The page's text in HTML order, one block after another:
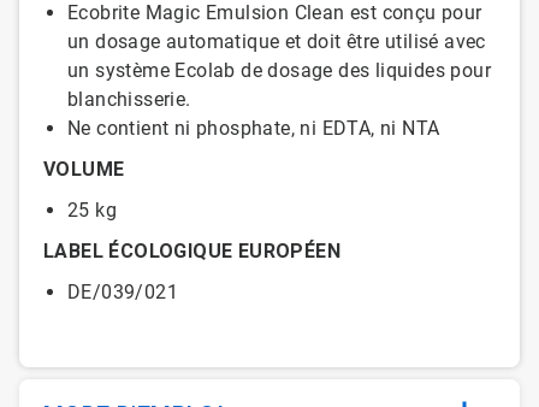
Ecobrite Magic Emulsion Clean est conçu pour
un dosage automatique et doit être utilisé avec
un système Ecolab de dosage des liquides pour
blanchisserie.
Ne contient ni phosphate, ni EDTA, ni NTA
VOLUME
25 kg
LABEL ÉCOLOGIQUE EUROPÉEN
DE/039/021